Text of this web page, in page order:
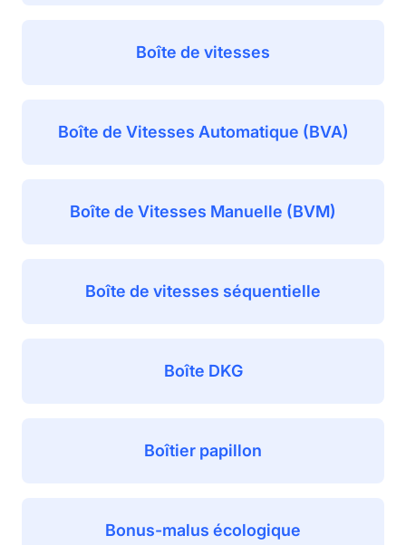
Boîte de vitesses
Boîte de Vitesses Automatique (BVA)
Boîte de Vitesses Manuelle (BVM)
Boîte de vitesses séquentielle
Boîte DKG
Boîtier papillon
Bonus-malus écologique